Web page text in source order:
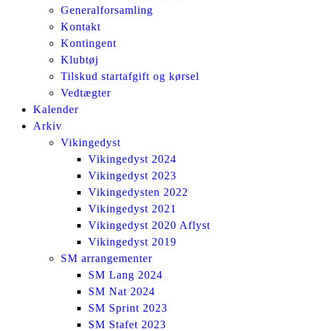
Generalforsamling
Kontakt
Kontingent
Klubtøj
Tilskud startafgift og kørsel
Vedtægter
Kalender
Arkiv
Vikingedyst
Vikingedyst 2024
Vikingedyst 2023
Vikingedysten 2022
Vikingedyst 2021
Vikingedyst 2020 Aflyst
Vikingedyst 2019
SM arrangementer
SM Lang 2024
SM Nat 2024
SM Sprint 2023
SM Stafet 2023